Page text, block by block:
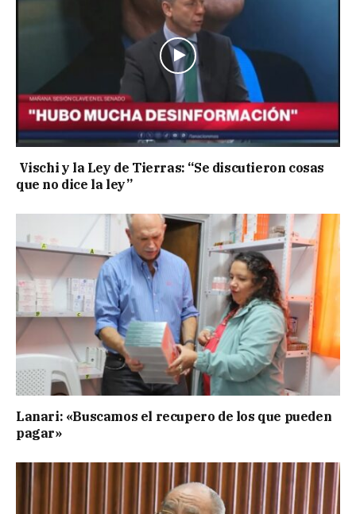
Vischi y la Ley de Tierras: “Se discutieron cosas
que no dice la ley”
Lanari: «Buscamos el recupero de los que pueden
pagar»